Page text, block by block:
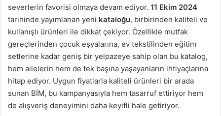
severlerin favorisi olmaya devam ediyor. 11 Ekim 2024
tarihinde yayımlanan yeni kataloğu, birbirinden kaliteli ve
kullanışlı ürünleri ile dikkat çekiyor. Özellikle mutfak
gereçlerinden çocuk eşyalarına, ev tekstilinden eğitim
setlerine kadar geniş bir yelpazeye sahip olan bu katalog,
hem ailelerin hem de tek başına yaşayanların ihtiyaçlarına
hitap ediyor. Uygun fiyatlarla kaliteli ürünleri bir arada
sunan BİM, bu kampanyasıyla hem tasarruf ettiriyor hem
de alışveriş deneyimini daha keyifli hale getiriyor.